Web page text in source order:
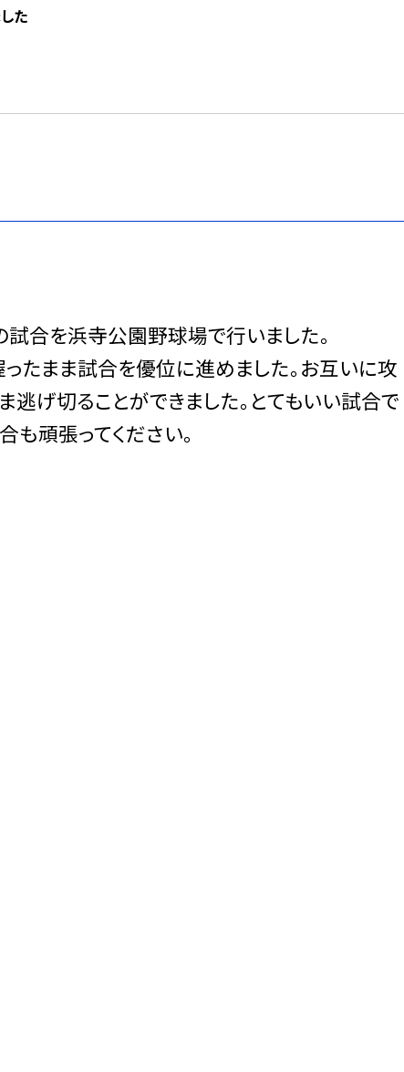
た
試合を浜寺公園野球場で行いました。
たまま試合を優位に進めました。お互いに攻
げ切ることができました。とてもいい試合で
も頑張ってください。